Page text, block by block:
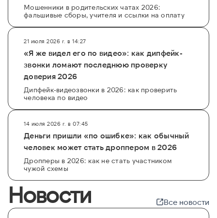
Мошенники в родительских чатах 2026:
фальшивые сборы, учителя и ссылки на оплату
21 июля 2026 г. в 14:27
«Я же видел его по видео»: как дипфейк-
звонки ломают последнюю проверку
доверия 2026
Дипфейк-видеозвонки в 2026: как проверить
человека по видео
14 июля 2026 г. в 07:45
Деньги пришли «по ошибке»: как обычный
человек может стать дроппером в 2026
Дропперы в 2026: как не стать участником
чужой схемы
Новости Все новости